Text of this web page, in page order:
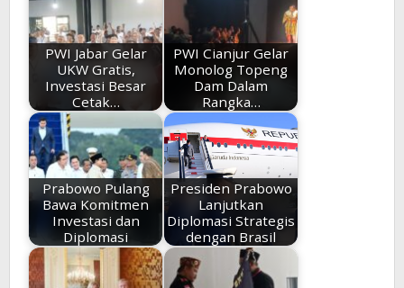
PWI Jabar Gelar
UKW Gratis,
Investasi Besar
Cetak…
PWI Cianjur Gelar
Monolog Topeng
Dam Dalam
Rangka…
Prabowo Pulang
Bawa Komitmen
Investasi dan
Diplomasi
Presiden Prabowo
Lanjutkan
Diplomasi Strategis
dengan Brasil